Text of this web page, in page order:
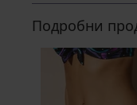
Подробни